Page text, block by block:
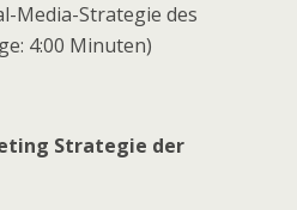
Media-Strategie des
4:00 Minuten)
Strategie der